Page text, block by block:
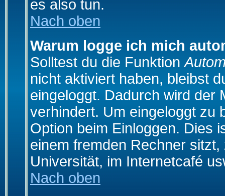
es also tun.
Nach oben
Warum logge ich mich
Solltest du die Funktion
nicht aktiviert haben, bleibst
eingeloggt. Dadurch wird der
verhindert. Um eingeloggt zu
Option beim Einloggen. Dies
einem fremden Rechner
Universität, im Internetcafé
Nach oben